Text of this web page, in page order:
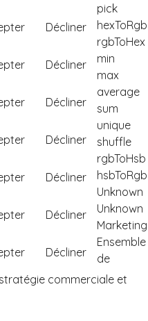
Décliner
pick
hexToRgb
Décliner
rgbToHex
min
Décliner
max
average
Décliner
sum
unique
Décliner
shuffle
rgbToHsb
Décliner
hsbToRgb
Unknown
Unknown
Décliner
Marketing
Ensemble
de
commerciale et